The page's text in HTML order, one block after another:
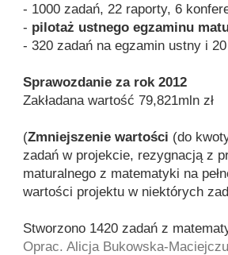
- 1000 zadań, 22 raporty, 6
- pilotaż ustnego egzaminu
- 320 zadań na egzamin ustny i
Sprawozdanie za rok 2012
Zakładana wartość 79,821mln zł
(Zmniejszenie wartości (do
zadań w projekcie, rezygnacją z
maturalnego z matematyki na
wartości projektu w niektórych
Stworzono 1420 zadań z
Oprac. Alicja Bukowska-